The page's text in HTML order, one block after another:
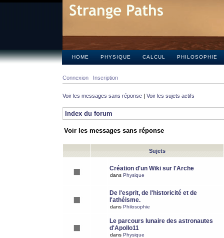
HOME PHYSIQUE CALCUL PHILOSOPHIE
Connexion Inscription
Voir les messages sans réponse | Voir les sujets actifs
Index du forum
Voir les messages sans réponse
Sujets
Création d'un Wiki sur l'Arche
dans Physique
De l'esprit, de l'historicité et de
l'athéisme.
dans Philosophie
Le parcours lunaire des astronautes
d'Apollo11
dans Physique